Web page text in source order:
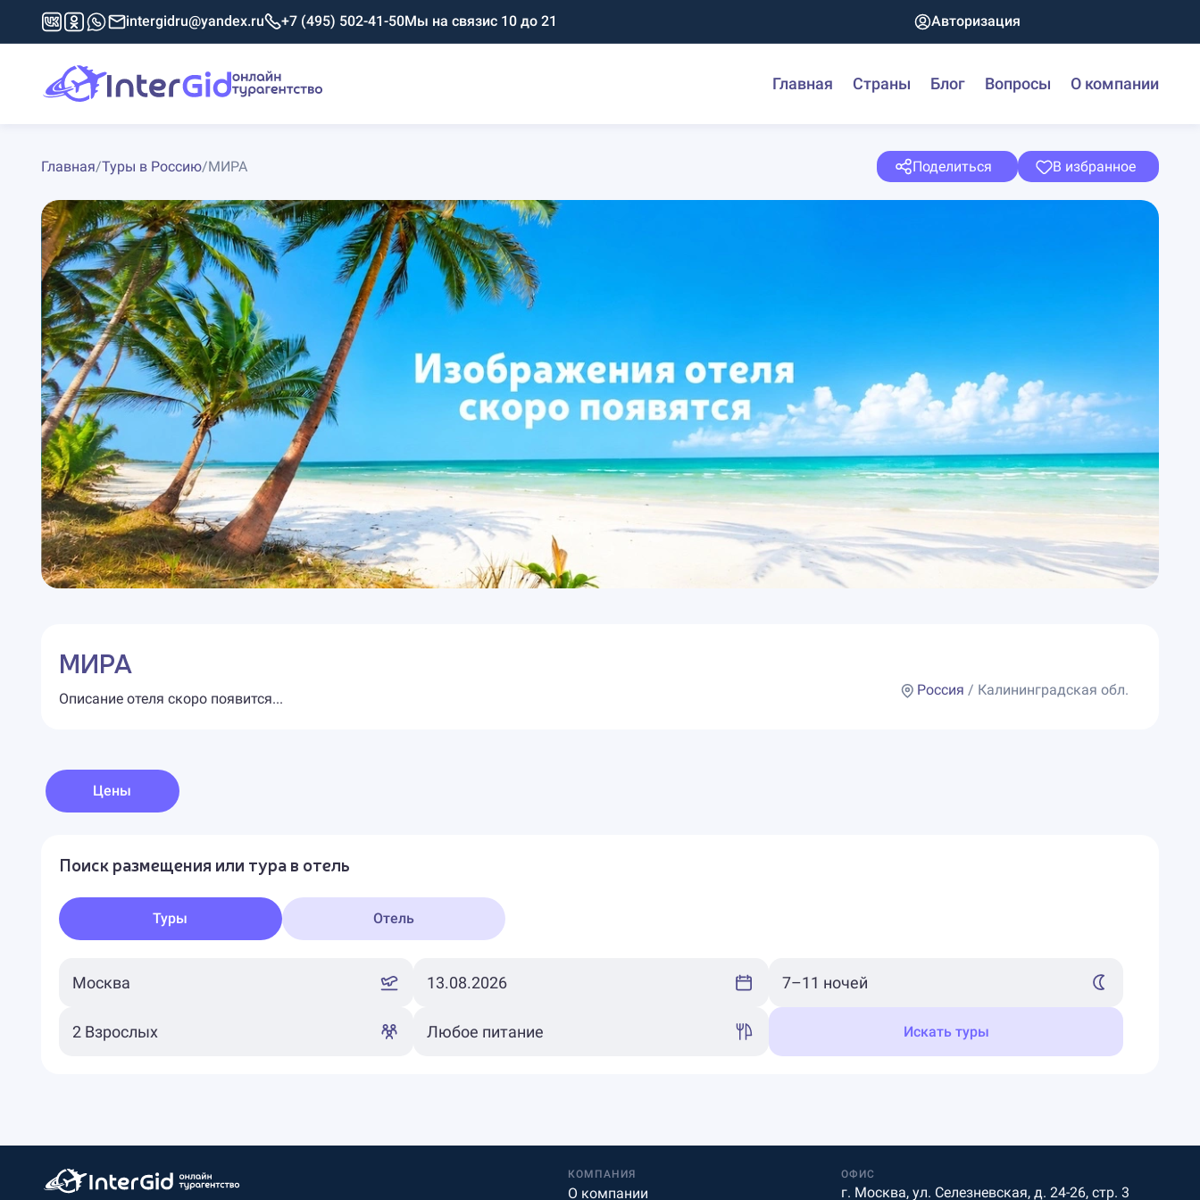
intergidru@yandex.ru +7 (495) 502-41-50Мы на связис 10 до 21 Авторизация
Главная Страны Блог Вопросы О компании
Главная/Туры в Россию/МИРА Поделиться В избранное
МИРА
Описание отеля скоро появится...
Россия / Калининградская обл.
Цены
Поиск размещения или тура в отель
Туры Отель
Искать туры
КОМПАНИЯ
О компании
ОФИС
г. Москва, ул. Селезневская, д. 24-26, стр. 3